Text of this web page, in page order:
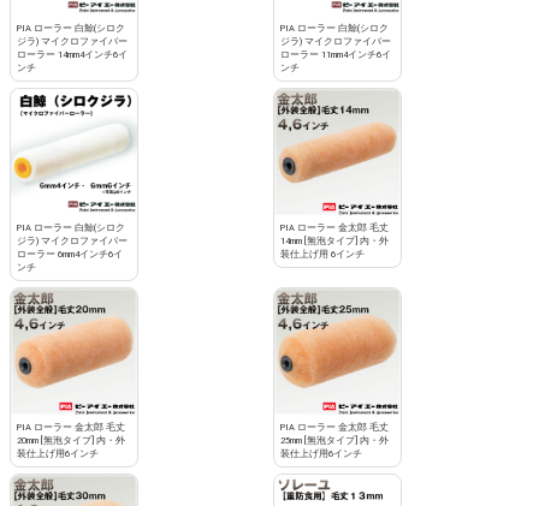
PIA ローラー 白鯨(シロク
ジラ) マイクロファイバー
ローラー 14mm4インチ6イ
ンチ
PIA ローラー 白鯨(シロク
ジラ) マイクロファイバー
ローラー 11mm4インチ6イ
ンチ
PIA ローラー 白鯨(シロク
ジラ) マイクロファイバー
ローラー 6mm4インチ6イ
ンチ
PIA ローラー 金太郎 毛丈
14mm [無泡タイプ] 内・外
装仕上げ用 6インチ
PIA ローラー 金太郎 毛丈
20mm [無泡タイプ] 内・外
装仕上げ用6インチ
PIA ローラー 金太郎 毛丈
25mm [無泡タイプ] 内・外
装仕上げ用6インチ